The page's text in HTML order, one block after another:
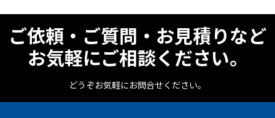
ご依頼・ご質問・お見積りなど
お気軽にご相談ください。
どうぞお気軽にお問合せください。